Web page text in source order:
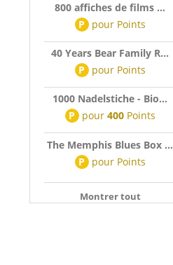
800 affiches de films ...
P pour Points
40 Years Bear Family R...
P pour Points
1000 Nadelstiche - Bio...
P pour 400Points
The Memphis Blues Box ...
P pour Points
Montrer tout